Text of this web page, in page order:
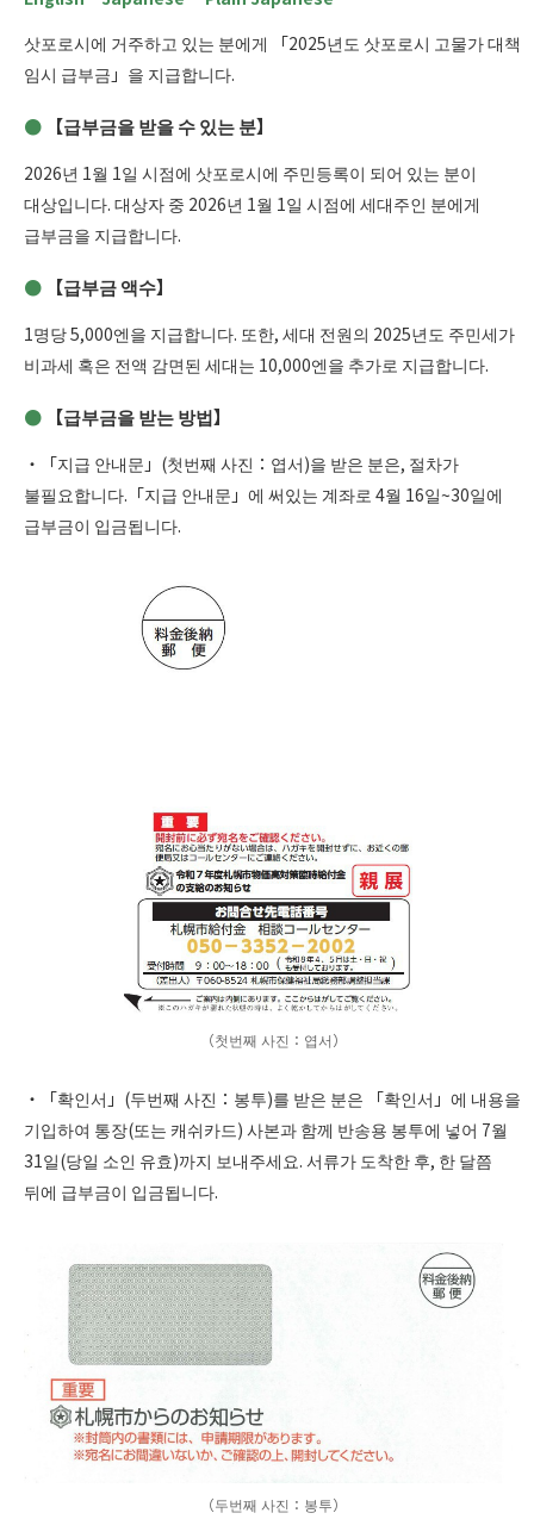
삿포로시에 거주하고 있는 분에게 「2025년도 삿포로시 고물가 대책
임시 급부금」을 지급합니다.
【급부금을 받을 수 있는 분】
2026년 1월 1일 시점에 삿포로시에 주민등록이 되어 있는 분이
대상입니다. 대상자 중 2026년 1월 1일 시점에 세대주인 분에게
급부금을 지급합니다.
【급부금 액수】
1명당 5,000엔을 지급합니다. 또한, 세대 전원의 2025년도 주민세가
비과세 혹은 전액 감면된 세대는 10,000엔을 추가로 지급합니다.
【급부금을 받는 방법】
・「지급 안내문」(첫번째 사진：엽서)을 받은 분은, 절차가
불필요합니다.「지급 안내문」에 써있는 계좌로 4월 16일~30일에
급부금이 입금됩니다.
（첫번째 사진：엽서）
・「확인서」(두번째 사진：봉투)를 받은 분은 「확인서」에 내용을
기입하여 통장(또는 캐쉬카드) 사본과 함께 반송용 봉투에 넣어 7월
31일(당일 소인 유효)까지 보내주세요. 서류가 도착한 후, 한 달쯤
뒤에 급부금이 입금됩니다.
（두번째 사진：봉투）